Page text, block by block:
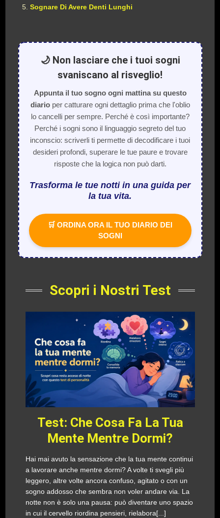
Sognare Di Avere Denti Lunghi
🌙 Non lasciare che i tuoi sogni
svaniscano al risveglio!
Appunta il tuo sogno ogni mattina su questo
diarioper catturare ogni dettaglio prima che l'oblio
lo cancelli per sempre. Perché è così importante?
Perché i sogni sono il linguaggio segreto del tuo
inconscio: scriverli ti permette di decodificare i tuoi
desideri profondi, superare le tue paure e trovare
risposte che la logica non può darti.
Trasforma le tue notti in una guida per
la tua vita.
🛒 ORDINA ORA IL TUO DIARIO DEI
SOGNI
Scopri i Nostri Test
Test: Che Cosa Fa La Tua
Mente Mentre Dormi?
Hai mai avuto la sensazione che la tua mente continui
a lavorare anche mentre dormi? A volte ti svegli più
leggero, altre volte ancora confuso, agitato o con un
sogno addosso che sembra non voler andare via. La
notte non è solo una pausa: può diventare uno spazio
in cui il cervello riordina pensieri, rielabora[...]